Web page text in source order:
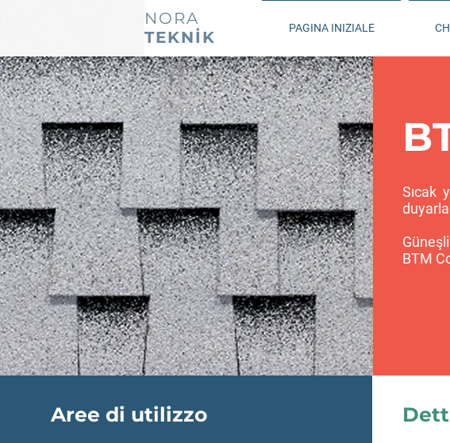
NORA
TEKNİK
PAGINA INIZIALE
Sıcak
BTM
Aree di utilizzo